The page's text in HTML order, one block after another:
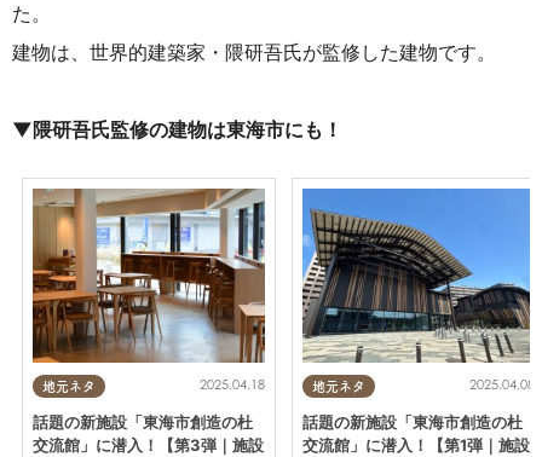
た。
建物は、世界的建築家・隈研吾氏が監修した建物です。
▼隈研吾氏監修の建物は東海市にも！
地元ネタ 2025.04.18
話題の新施設「東海市創造の杜
交流館」に潜入！【第3弾｜施設
地元ネタ 2025.04.08
話題の新施設「東海市創造の杜
交流館」に潜入！【第1弾｜施設